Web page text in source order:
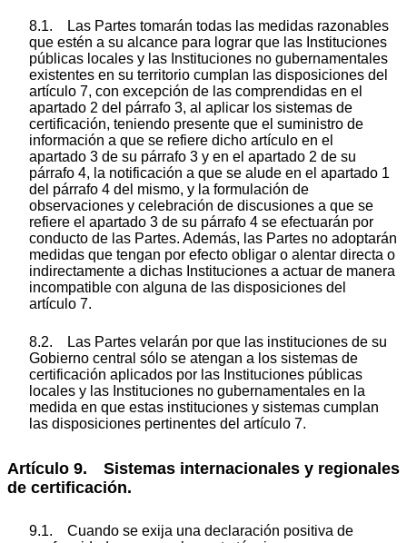
8.1. Las Partes tomarán todas las medidas razonables
que estén a su alcance para lograr que las Instituciones
públicas locales y las Instituciones no gubernamentales
existentes en su territorio cumplan las disposiciones del
artículo 7, con excepción de las comprendidas en el
apartado 2 del párrafo 3, al aplicar los sistemas de
certificación, teniendo presente que el suministro de
información a que se refiere dicho artículo en el
apartado 3 de su párrafo 3 y en el apartado 2 de su
párrafo 4, la notificación a que se alude en el apartado 1
del párrafo 4 del mismo, y la formulación de
observaciones y celebración de discusiones a que se
refiere el apartado 3 de su párrafo 4 se efectuarán por
conducto de las Partes. Además, las Partes no adoptarán
medidas que tengan por efecto obligar o alentar directa o
indirectamente a dichas Instituciones a actuar de manera
incompatible con alguna de las disposiciones del
artículo 7.
8.2. Las Partes velarán por que las instituciones de su
Gobierno central sólo se atengan a los sistemas de
certificación aplicados por las Instituciones públicas
locales y las Instituciones no gubernamentales en la
medida en que estas instituciones y sistemas cumplan
las disposiciones pertinentes del artículo 7.
Artículo 9. Sistemas internacionales y regionales
de certificación.
9.1. Cuando se exija una declaración positiva de